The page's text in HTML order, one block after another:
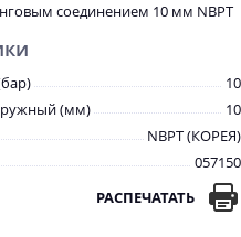
соединением 10 мм NBPT
10
(мм)
10
NBPT (КОРЕЯ)
057150
РАСПЕЧАТАТЬ